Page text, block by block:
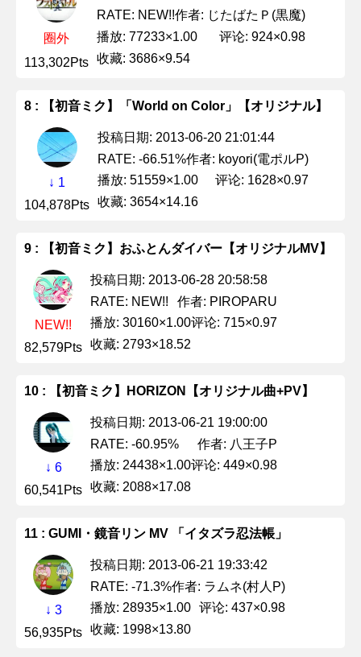
圈外
113,302Pts
RATE: NEW!!作者: じたばたＰ(黒魔)
播放: 77233×1.00
评论: 924×0.98
收藏: 3686×9.54
8 : 【初音ミク】「World on Color」【オリジナル】
↓ 1
104,878Pts
投稿日期: 2013-06-20 21:01:44
RATE: -66.51%作者: koyori(電ポルP)
播放: 51559×1.00
评论: 1628×0.97
收藏: 3654×14.16
9 : 【初音ミク】おふとんダイバー【オリジナルMV】
NEW!!
82,579Pts
投稿日期: 2013-06-28 20:58:58
RATE: NEW!!
作者: PIROPARU
播放: 30160×1.00评论: 715×0.97
收藏: 2793×18.52
10 : 【初音ミク】HORIZON【オリジナル曲+PV】
↓ 6
60,541Pts
投稿日期: 2013-06-21 19:00:00
RATE: -60.95%
作者: 八王子P
播放: 24438×1.00评论: 449×0.98
收藏: 2088×17.08
11 : GUMI・鏡音リン MV 「イタズラ忍法帳」
↓ 3
56,935Pts
投稿日期: 2013-06-21 19:33:42
RATE: -71.3%作者: ラムネ(村人P)
播放: 28935×1.00 评论: 437×0.98
收藏: 1998×13.80